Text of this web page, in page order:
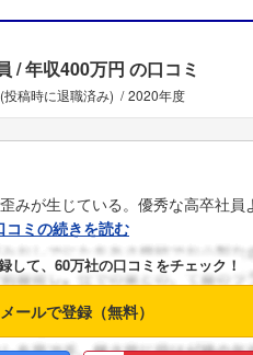
年収400万円 の口コミ
稿時に退職済み) 2020年度
みが生じている。優秀な高卒社
コミの続きを読む
して、60万社の口コミをチェック！
メールで登録（無料）